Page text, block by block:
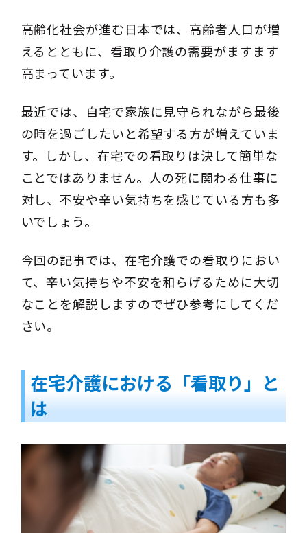
高齢化社会が進む日本では、高齢者人口が増
えるとともに、看取り介護の需要がますます
高まっています。
最近では、自宅で家族に見守られながら最後
の時を過ごしたいと希望する方が増えていま
す。しかし、在宅での看取りは決して簡単な
ことではありません。人の死に関わる仕事に
対し、不安や辛い気持ちを感じている方も多
いでしょう。
今回の記事では、在宅介護での看取りにおい
て、辛い気持ちや不安を和らげるために大切
なことを解説しますのでぜひ参考にしてくだ
さい。
在宅介護における「看取り」と
は